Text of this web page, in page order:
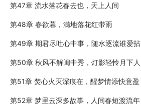
第47章 流水落花春去也，天上人间
第48章 春欲暮，满地落花红带雨
第49章 期君尽吐心中事，随水逐流谁爱拈
第50章 秋风不解闺中秀，灯影轻怜月下人
第51章 焚心火灭深痕在，醒梦情添快意盈
第52章 梦里云深多故事，人间春短渡流年